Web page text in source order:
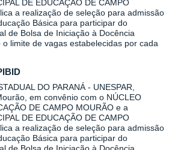
DE EDUCAÇÃO DE CAMPO
a realização de seleção para admissão
Básica para participar do
de Bolsa de Iniciação à Docência
o limite de vagas estabelecidas por cada
DO PARANÁ - UNESPAR,
em convênio com o NÚCLEO
DE CAMPO MOURÃO e a
DE EDUCAÇÃO DE CAMPO
a realização de seleção para admissão
Básica para participar do
de Bolsa de Iniciação à Docência